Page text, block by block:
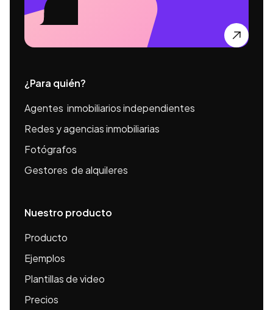

¿Para quién?
Agentes inmobiliarios independientes
Redes y agencias inmobiliarias
Fotógrafos
Gestores de alquileres
Nuestro producto
Producto
Ejemplos
Plantillas de video
Precios